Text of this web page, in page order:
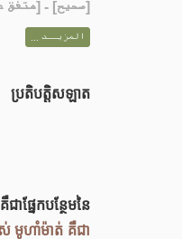
[صحيح] - [متفق
المزيــد ...
ប្រតិបត្ដិសឡាត
មូហាំម៉ាត់ គឺជា